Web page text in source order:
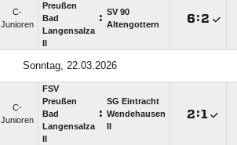
C-
Junioren
Preußen
Bad
Langensalza
: SV 90
Altengottern
:
Sonntag, 22.03.2026
C-
Junioren
FSV
Preußen
Bad
Langensalza
:
SG Eintracht
Wendehausen
: